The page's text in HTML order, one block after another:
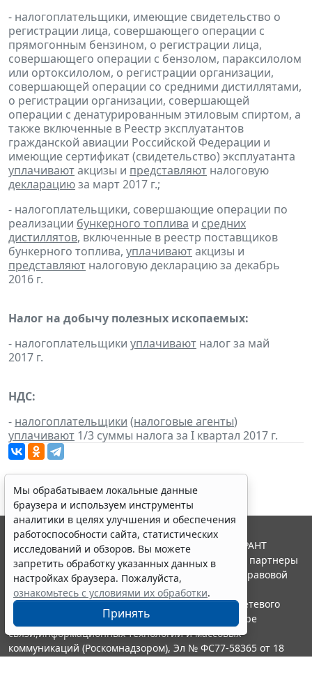
- налогоплательщики, имеющие свидетельство о
регистрации лица, совершающего операции с
прямогонным бензином, о регистрации лица,
совершающего операции с бензолом, параксилолом
или ортоксилолом, о регистрации организации,
совершающей операции со средними дистиллятами,
о регистрации организации, совершающей
операции с денатурированным этиловым спиртом, а
также включенные в Реестр эксплуатантов
гражданской авиации Российской Федерации и
имеющие сертификат (свидетельство) эксплуатанта
уплачиваютакцизы и представляют налоговую
декларациюза март 2017 г.;
- налогоплательщики, совершающие операции по
реализации бункерного топлива и средних
дистиллятов, включенные в реестр поставщиков
бункерного топлива, уплачиваютакцизы и
представляют налоговую декларацию за декабрь
2016 г.
Налог на добычу полезных ископаемых:
- налогоплательщики уплачивают налог за май
2017 г.
НДС:
- налогоплательщики (налоговые агенты)
уплачивают 1/3 суммы налога за I квартал 2017 г.
Мы обрабатываем локальные данные
браузера и используем инструменты
аналитики в целях улучшения и обеспечения
работоспособности сайта, статистических
исследований и обзоров. Вы можете
запретить обработку указанных данных в
настройках браузера. Пожалуйста,
ознакомьтесь с условиями их обработки.
Принять
© ООО "НПП "ГАРАНТ-СЕРВИС", 2026. Система ГАРАНТ
выпускается с 1990 года. Компания "Гарант" и ее партнеры
являются участниками Российской ассоциации правовой
информации ГАРАНТ.
Портал ГАРАНТ.РУ зарегистрирован в качестве сетевого
издания Федеральной службой по надзору в сфере
связи,информационных технологий и массовых
коммуникаций (Роскомнадзором), Эл № ФС77-58365 от 18